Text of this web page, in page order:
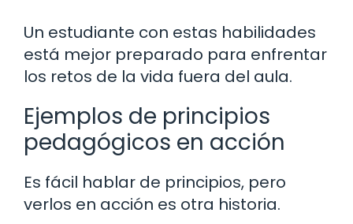
Un estudiante con estas habilidades
está mejor preparado para enfrentar
los retos de la vida fuera del aula.
Ejemplos de principios
pedagógicos en acción
Es fácil hablar de principios, pero
verlos en acción es otra historia.